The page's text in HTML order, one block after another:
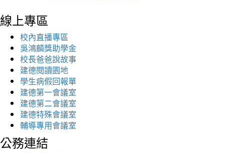
線上專區
校內直播專區
吳鴻麟獎助學金
校長爸爸說故事
建德閱讀園地
學生病假回報單
建德第一會議室
建德第二會議室
建德特殊會議室
輔導專用會議室
公務連結